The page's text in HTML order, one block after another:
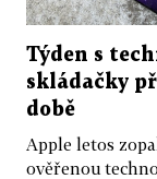
Týden s
skládačky
době
Apple letos
ověřenou